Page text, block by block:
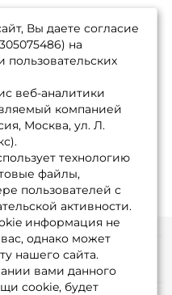
Вы даете согласие
на
пользовательских
веб-аналитики
компанией
Москва, ул. Л.
технологию
файлы,
пользователей с
активности.
информация не
однако может
нашего сайта.
вами данного
cookie, будет